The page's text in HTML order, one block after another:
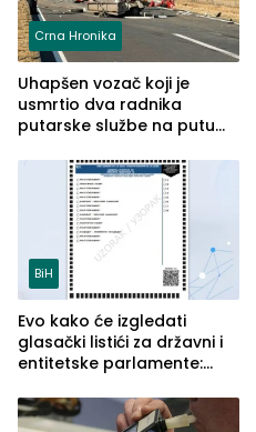
Crna Hronika
Uhapšen vozač koji je
usmrtio dva radnika
putarske službe na putu
(FOTO)
BiH
Evo kako će izgledati
glasački listići za državni i
entitetske parlamente:
vidljive na njima